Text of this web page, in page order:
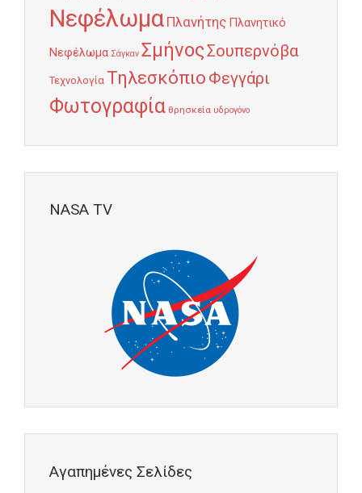
Νεφέλωμα Πλανήτης Πλανητικό
Νεφέλωμα Σάγκαν ΣμήνοςΣουπερνόβα
Τεχνολογία Τηλεσκόπιο Φεγγάρι
Φωτογραφία θρησκεία υδρογόνο
NASA TV
Αγαπημένες Σελίδες